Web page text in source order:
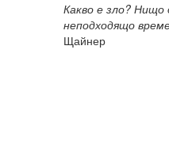
Какво е зло? Нищо
неподходящо
Щайнер